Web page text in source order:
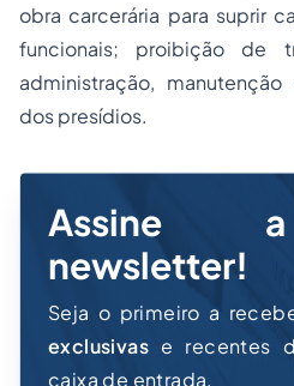
obra carcerária para suprir
funcionais; proibição de
administração,
dos presídios.
Assine
newsletter!
Seja o primeiro a
exclusivas e recentes
caixa de entrada.